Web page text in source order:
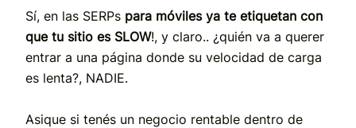
Sí, en las SERPs para móviles ya te etiquetan con
que tu sitio es SLOW!, y claro.. ¿quién va a querer
entrar a una página donde su velocidad de carga
es lenta?, NADIE.
Asique si tenés un negocio rentable dentro de